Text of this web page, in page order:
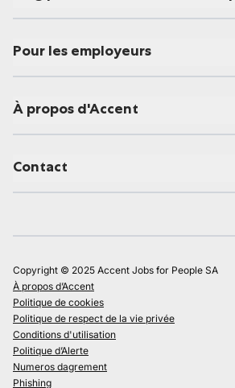
Pour les employeurs
À propos d'Accent
Contact
Copyright © 2025 Accent Jobs for People SA
À propos d’Accent
Politique de cookies
Politique de respect de la vie privée
Conditions d'utilisation
Politique d’Alerte
Numeros dagrement
Phishing